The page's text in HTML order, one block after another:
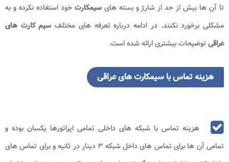
تا آن ها بیش از حد از شارژ و بسته هایسیمکارتخود استفاده نکرده و به
مشکلی برخورد نکنند. در ادامه درباره تعرفه های مختلف سیم کارت های
عراقی توضیحات بیشتری ارائه شده است.
هزینه تماس با سیمکارت های عراقی
هزینه تماس با شبکه های داخلی تمامی اپراتورها یکسان بوده و
تمامی آن ها برای تماس های داخل شبکه ۳ دینار در ثانیه و برای تماس های